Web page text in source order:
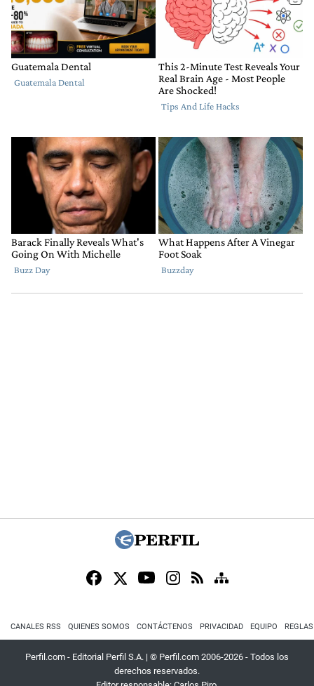
CANALES RSS QUIENES SOMOS CONTÁCTENOS PRIVACIDAD EQUIPO
Perfil.com - Editorial Perfil S.A. | © Perfil.com 2006-2026 - Todos los
derechos reservados.